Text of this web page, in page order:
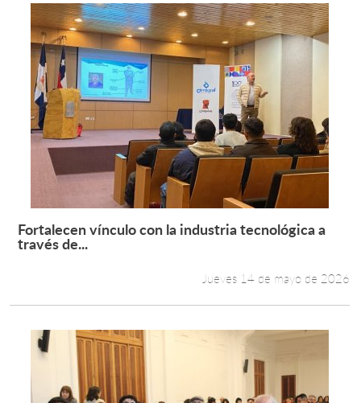
Leer más +
Fortalecen vínculo con la industria tecnológica a
través de...
Jueves 14 de mayo de 2026